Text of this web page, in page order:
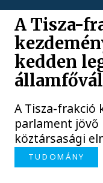
A Tisza-
kedden
A Tisza-frakció
parlament jövő
köztársasági
TUDOMÁNY